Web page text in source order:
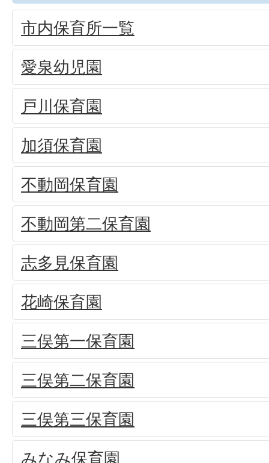
市内保育所一覧
愛泉幼児園
戸川保育園
加須保育園
不動岡保育園
不動岡第二保育園
志多見保育園
花崎保育園
三俣第一保育園
三俣第二保育園
三俣第三保育園
みなみ保育園